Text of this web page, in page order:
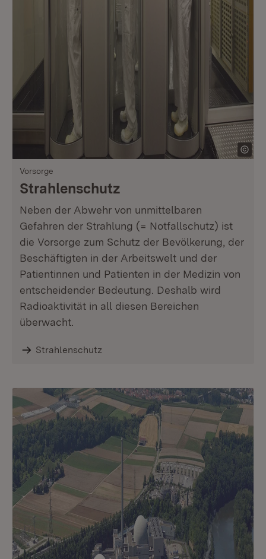
Vorsorge
Strahlenschutz
Neben der Abwehr von unmittelbaren
Gefahren der Strahlung (= Notfallschutz) ist
die Vorsorge zum Schutz der Bevölkerung, der
Beschäftigten in der Arbeitswelt und der
Patientinnen und Patienten in der Medizin von
entscheidender Bedeutung. Deshalb wird
Radioaktivität in all diesen Bereichen
überwacht.
Strahlenschutz